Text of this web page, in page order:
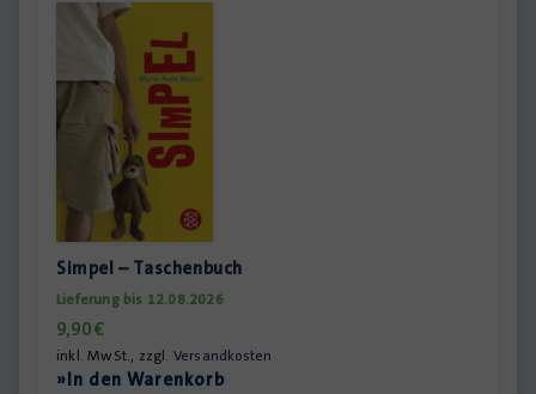
Simpel – Taschenbuch
Lieferung bis 12.08.2026
9,90€
inkl. MwSt., zzgl. Versandkosten
»In den Warenkorb